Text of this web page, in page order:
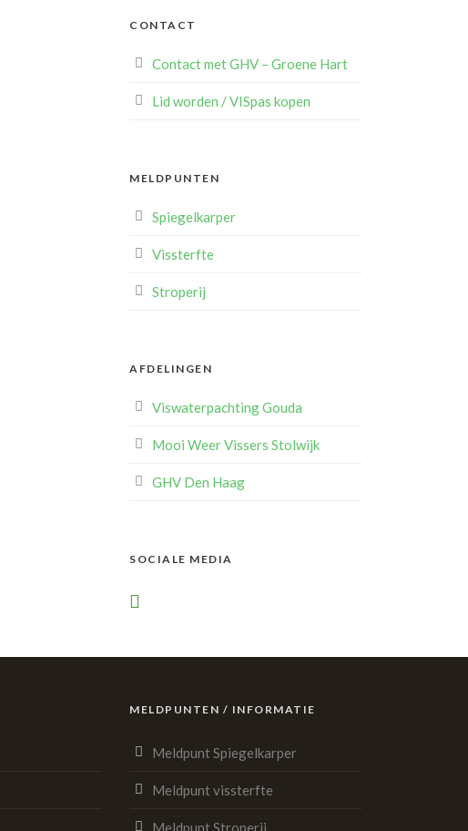
CONTACT
Contact met GHV – Groene Hart
Lid worden / VISpas kopen
MELDPUNTEN
Spiegelkarper
Vissterfte
Stroperij
AFDELINGEN
Viswaterpachting Gouda
Mooi Weer Vissers Stolwijk
GHV Den Haag
SOCIALE MEDIA
MELDPUNTEN / INFORMATIE
Meldpunt Spiegelkarper
Meldpunt vissterfte
Meldpunt Stroperij